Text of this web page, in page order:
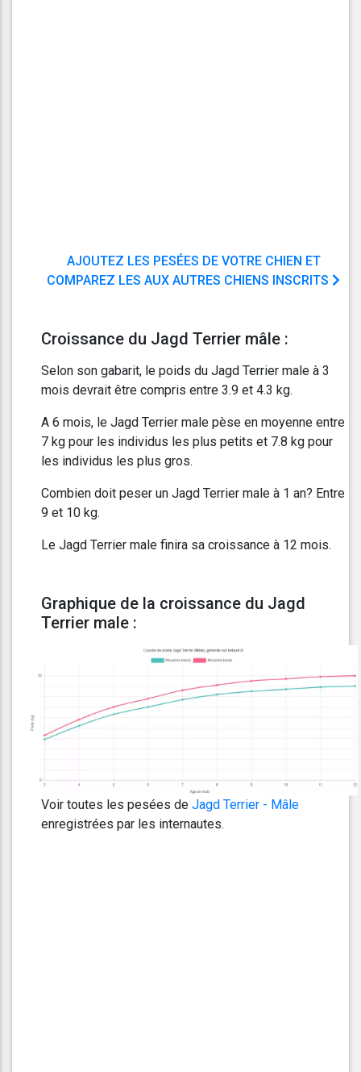
AJOUTEZ LES PESÉES DE VOTRE CHIEN ET
COMPAREZ LES AUX AUTRES CHIENS INSCRITS
Croissance du Jagd Terrier mâle :
Selon son gabarit, le poids du Jagd Terrier male à 3
mois devrait être compris entre 3.9 et 4.3 kg.
A 6 mois, le Jagd Terrier male pèse en moyenne entre
7 kg pour les individus les plus petits et 7.8 kg pour
les individus les plus gros.
Combien doit peser un Jagd Terrier male à 1 an? Entre
9 et 10 kg.
Le Jagd Terrier male finira sa croissance à 12 mois.
Graphique de la croissance du Jagd
Terrier male :
Voir toutes les pesées de Jagd Terrier - Mâle
enregistrées par les internautes.